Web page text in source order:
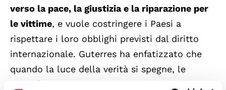
verso la pace, la giustizia e la riparazione per
le vittime, e vuole costringere i Paesi a
rispettare i loro obblighi previsti dal diritto
internazionale. Guterres ha enfatizzato che
quando la luce della verità si spegne, le
società precipitano in un mondo buio di